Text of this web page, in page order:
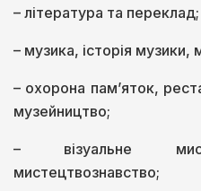
– література та переклад;
– музика, історія музики,
– охорона пам’яток,
музейництво;
– візуальне
мистецтвознавство;